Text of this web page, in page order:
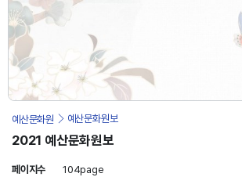
예산문화원 예산문화원보
2021 예산문화원보
페이지수
104page